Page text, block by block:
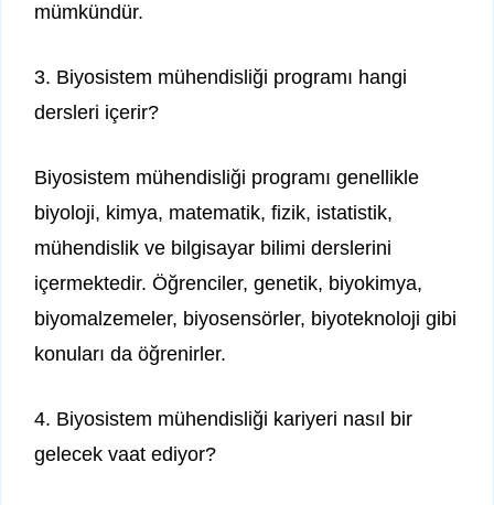
mümkündür.
3. Biyosistem mühendisliği programı hangi
dersleri içerir?
Biyosistem mühendisliği programı genellikle
biyoloji, kimya, matematik, fizik, istatistik,
mühendislik ve bilgisayar bilimi derslerini
içermektedir. Öğrenciler, genetik, biyokimya,
biyomalzemeler, biyosensörler, biyoteknoloji gibi
konuları da öğrenirler.
4. Biyosistem mühendisliği kariyeri nasıl bir
gelecek vaat ediyor?